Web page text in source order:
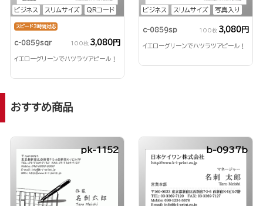
ビジネス スリムサイズ QRコード
スピード3時間対応
c-0859sqr 100枚 3,080円
イエローグリーンでハツラツアピール！
ビジネス スリムサイズ 写真入り
c-0859sp 100枚 3,080円
イエローグリーンでハツラツアピール！
おすすめ商品
pk-1152 b-0937b